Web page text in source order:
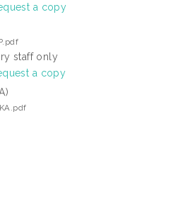
a copy
staff only
a copy